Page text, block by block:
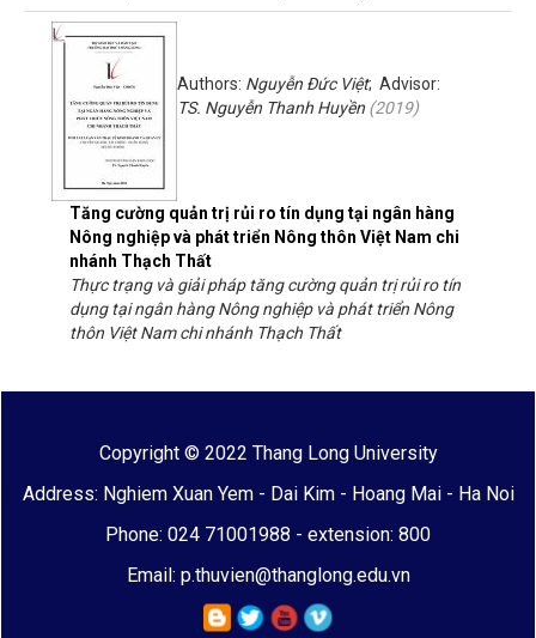
Tăng cường quản trị rủi ro tín dụng tại ngân hàng
Nông nghiệp và phát triển Nông thôn Việt Nam chi
nhánh Thạch Thất
Authors: Nguyễn Đức Việt; Advisor:
TS. Nguyễn Thanh Huyền (2019)
Thực trạng và giải pháp tăng cường quản trị rủi ro tín
dụng tại ngân hàng Nông nghiệp và phát triển Nông
thôn Việt Nam chi nhánh Thạch Thất
Copyright © 2022 Thang Long University
Address: Nghiem Xuan Yem - Dai Kim - Hoang Mai - Ha Noi
Phone: 024 71001988 - extension: 800
Email: p.thuvien@thanglong.edu.vn